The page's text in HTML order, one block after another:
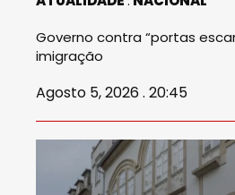
Governo contra “portas
imigração
Agosto 5, 2026 . 20:45